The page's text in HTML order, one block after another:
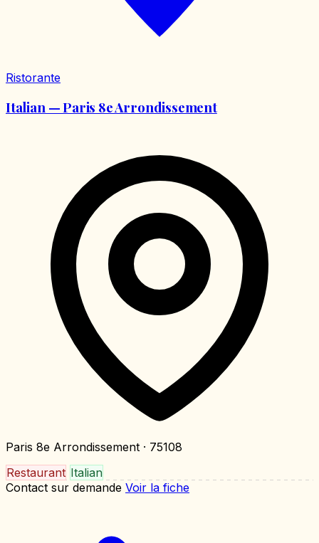
Ristorante
Italian — Paris 8e Arrondissement
Paris 8e Arrondissement · 75108
Restaurant Italian
Contact sur demande Voir la fiche